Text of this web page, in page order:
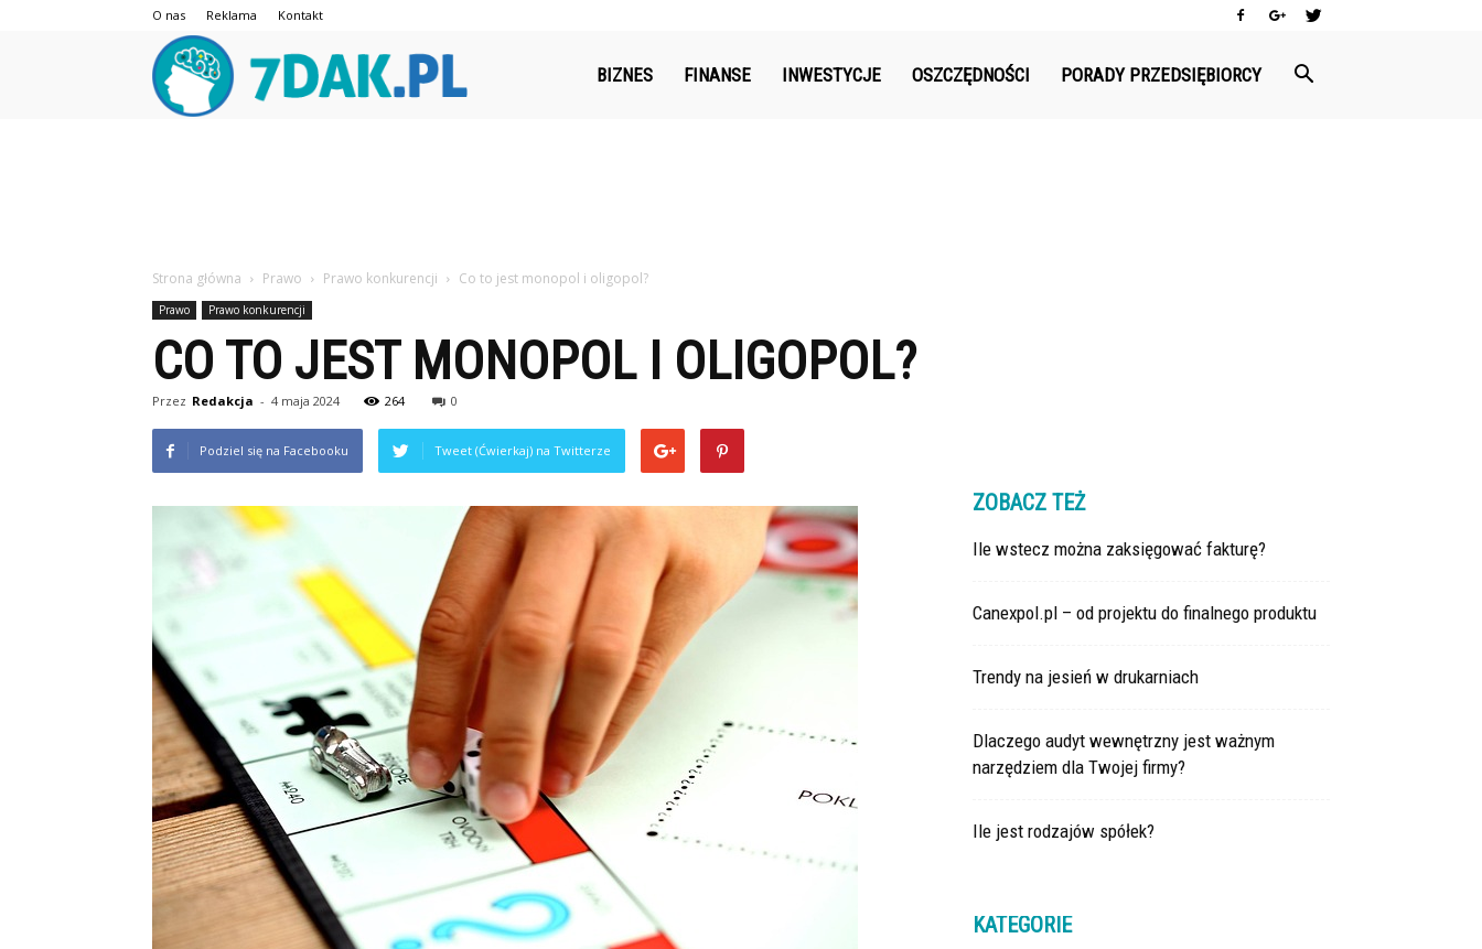
O nas Reklama Kontakt
BIZNES FINANSE INWESTYCJE OSZCZĘDNOŚCI PORADY PRZEDSIĘBIORCY
Strona główna Prawo Prawo konkurencji Co to jest monopol i oligopol?
Prawo Prawo konkurencji
CO TO JEST MONOPOL I OLIGOPOL?
Przez Redakcja - 4 maja 2024 264 0
Podziel się na Facebooku Tweet (Ćwierkaj) na Twitterze
ZOBACZ TEŻ
Ile wstecz można zaksięgować fakturę?
Canexpol.pl – od projektu do finalnego produktu
Trendy na jesień w drukarniach
Dlaczego audyt wewnętrzny jest ważnym
narzędziem dla Twojej firmy?
Ile jest rodzajów spółek?
KATEGORIE